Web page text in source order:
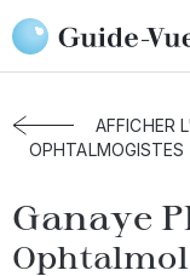
Aller au contenu
Accueil Annuaire
Ganaye Philippe
AFFICHER
OPHTALMOGISTES
Ganaye